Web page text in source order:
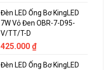
Đèn LED Ống Bơ KingLED
7W Vỏ Đen OBR-7-D95-
V/TT/T-D
425.000 ₫
Đèn LED Ống Bơ KingLED